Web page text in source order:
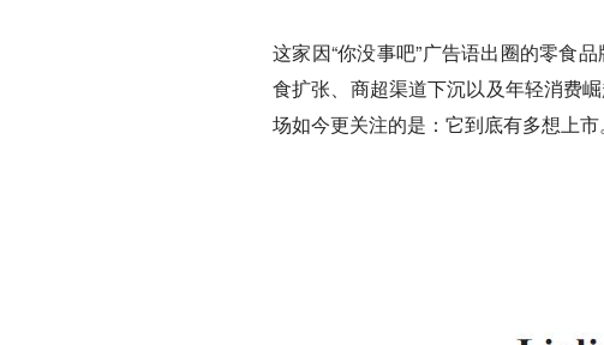
这家因“你没事吧”广告语出圈的零食
食扩张、商超渠道下沉以及年轻消费
场如今更关注的是：它到底有多想上市。